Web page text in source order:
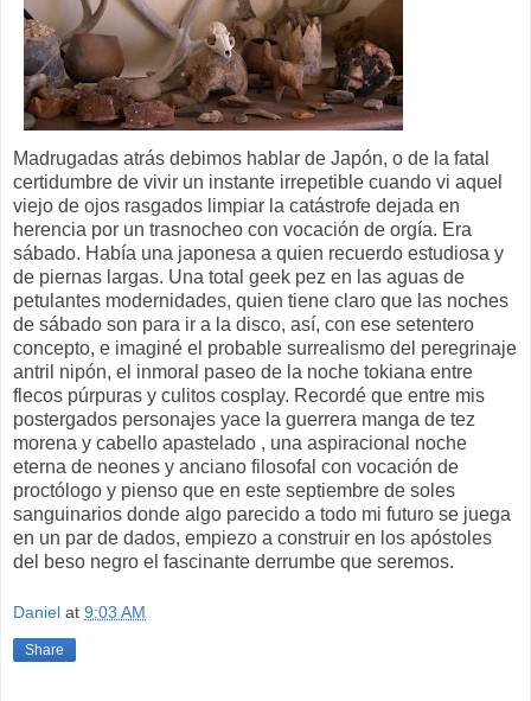
Madrugadas atrás debimos hablar de Japón, o de la fatal
certidumbre de vivir un instante irrepetible cuando vi aquel
viejo de ojos rasgados limpiar la catástrofe dejada en
herencia por un trasnocheo con vocación de orgía. Era
sábado. Había una japonesa a quien recuerdo estudiosa y
de piernas largas. Una total geek pez en las aguas de
petulantes modernidades, quien tiene claro que las noches
de sábado son para ir a la disco, así, con ese setentero
concepto, e imaginé el probable surrealismo del peregrinaje
antril nipón, el inmoral paseo de la noche tokiana entre
flecos púrpuras y culitos cosplay. Recordé que entre mis
postergados personajes yace la guerrera manga de tez
morena y cabello apastelado , una aspiracional noche
eterna de neones y anciano filosofal con vocación de
proctólogo y pienso que en este septiembre de soles
sanguinarios donde algo parecido a todo mi futuro se juega
en un par de dados, empiezo a construir en los apóstoles
del beso negro el fascinante derrumbe que seremos.
Daniel at 9:03 AM
Share